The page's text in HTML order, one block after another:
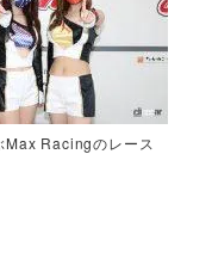
Max Racingのレース